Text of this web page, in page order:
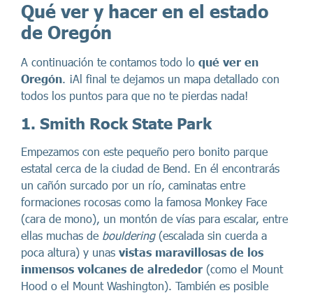
Qué ver y hacer en el estado
de Oregón
A continuación te contamos todo lo qué ver en
Oregón. ¡Al final te dejamos un mapa detallado con
todos los puntos para que no te pierdas nada!
1. Smith Rock State Park
Empezamos con este pequeño pero bonito parque
estatal cerca de la ciudad de Bend. En él encontrarás
un cañón surcado por un río, caminatas entre
formaciones rocosas como la famosa Monkey Face
(cara de mono), un montón de vías para escalar, entre
ellas muchas de bouldering(escalada sin cuerda a
poca altura) y unas vistas maravillosas de los
inmensos volcanes de alrededor (como el Mount
Hood o el Mount Washington). También es posible